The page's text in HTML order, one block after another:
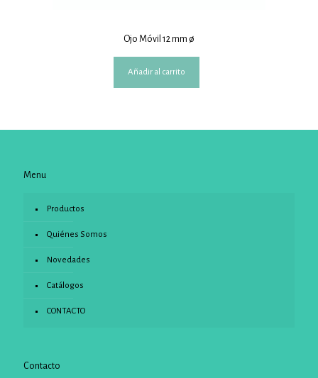
Ojo Móvil 12 mm ø
Añadir al carrito
Menu
Productos
Quiénes Somos
Novedades
Catálogos
CONTACTO
Contacto